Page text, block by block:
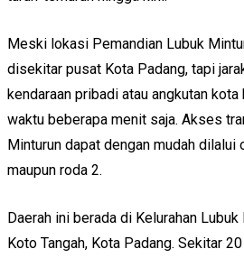
Meski lokasi Pemandian Lubuk
disekitar pusat Kota Padang, tapi
kendaraan pribadi atau angkutan kota
waktu beberapa menit saja. Akses
Minturun dapat dengan mudah dilalui
maupun roda 2.
Daerah ini berada di Kelurahan
Koto Tangah, Kota Padang. Sekitar